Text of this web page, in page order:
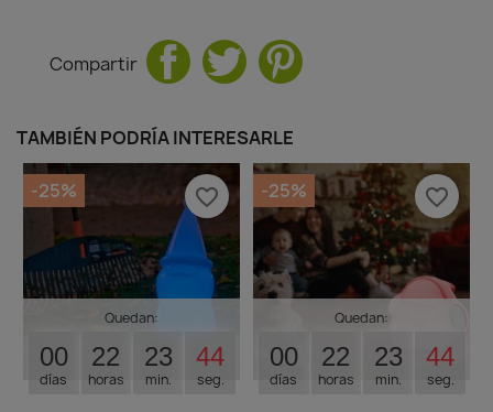
Compartir
TAMBIÉN PODRÍA INTERESARLE
Quedan:
00
días
22
horas
23
min.
44
seg.
-25% favorite_border
Quedan:
00
días
22
horas
23
min.
44
seg.
-25% favorite_border